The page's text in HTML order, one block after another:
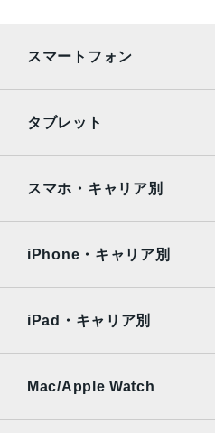
スマートフォン
AQUOS
OPPO
タブレット
Surface
Xiaomi Tablet
スマホ・キャリア別
Ymobile
UQmobile
iPhone・キャリア別
Ymobile
UQmobile
iPad・キャリア別
Mac/Apple Watch